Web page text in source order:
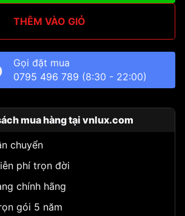
THÊM VÀO GIỎ
Gọi đặt mua
0795 496 789 (8:30 - 22:00)
mua hàng tại vnlux.com
chuyển
phí trọn đời
chính hãng
gói 5 năm